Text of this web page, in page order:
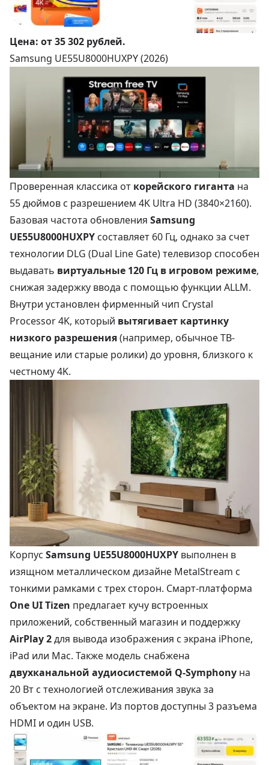
Цена: от 35 302 рублей.
Samsung UE55U8000HUXPY (2026)
Проверенная классика от корейского гиганта на
55 дюймов с разрешением 4K Ultra HD (3840×2160).
Базовая частота обновления Samsung
UE55U8000HUXPY составляет 60 Гц, однако за счет
технологии DLG (Dual Line Gate) телевизор способен
выдавать виртуальные 120 Гц в игровом режиме,
снижая задержку ввода с помощью функции ALLM.
Внутри установлен фирменный чип Crystal
Processor 4K, который вытягивает картинку
низкого разрешения(например, обычное ТВ-
вещание или старые ролики) до уровня, близкого к
честному 4K.
Корпус Samsung UE55U8000HUXPY выполнен в
изящном металлическом дизайне MetalStream с
тонкими рамками с трех сторон. Смарт-платформа
One UI Tizen предлагает кучу встроенных
приложений, собственный магазин и поддержку
AirPlay 2для вывода изображения с экрана iPhone,
iPad или Mac. Также модель снабжена
двухканальной аудиосистемой Q-Symphony на
20 Вт с технологией отслеживания звука за
объектом на экране. Из портов доступны 3 разъема
HDMI и один USB.